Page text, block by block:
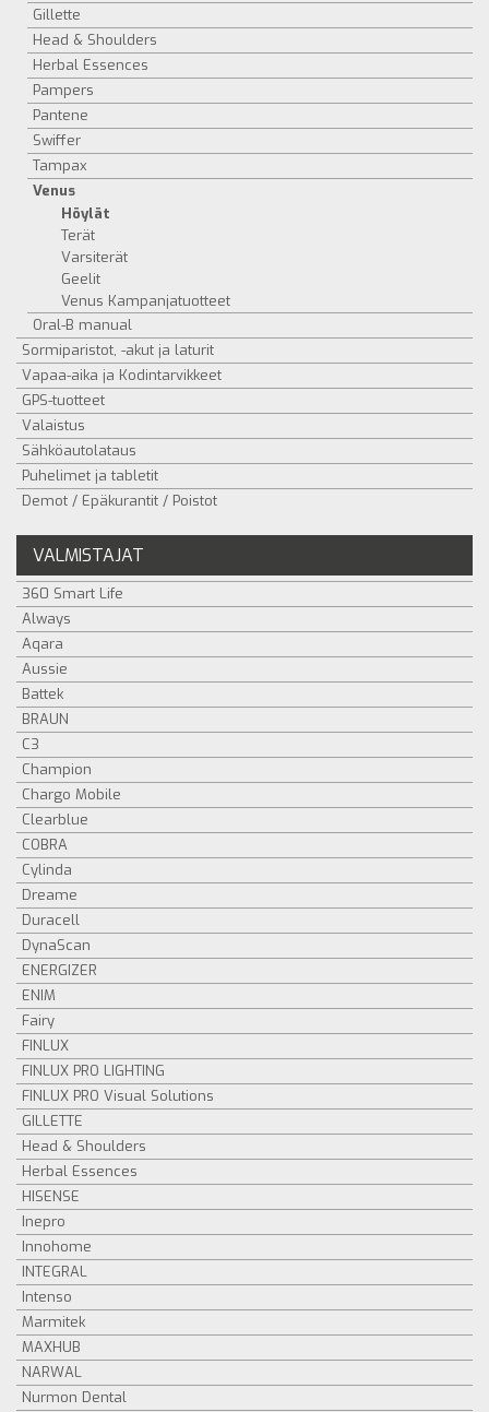
Gillette
Head & Shoulders
Herbal Essences
Pampers
Pantene
Swiffer
Tampax
Venus
Höylät
Terät
Varsiterät
Geelit
Venus Kampanjatuotteet
Oral-B manual
Sormiparistot, -akut ja laturit
Vapaa-aika ja Kodintarvikkeet
GPS-tuotteet
Valaistus
Sähköautolataus
Puhelimet ja tabletit
Demot / Epäkurantit / Poistot
VALMISTAJAT
360 Smart Life
Always
Aqara
Aussie
Battek
BRAUN
C3
Champion
Chargo Mobile
Clearblue
COBRA
Cylinda
Dreame
Duracell
DynaScan
ENERGIZER
ENIM
Fairy
FINLUX
FINLUX PRO LIGHTING
FINLUX PRO Visual Solutions
GILLETTE
Head & Shoulders
Herbal Essences
HISENSE
Inepro
Innohome
INTEGRAL
Intenso
Marmitek
MAXHUB
NARWAL
Nurmon Dental